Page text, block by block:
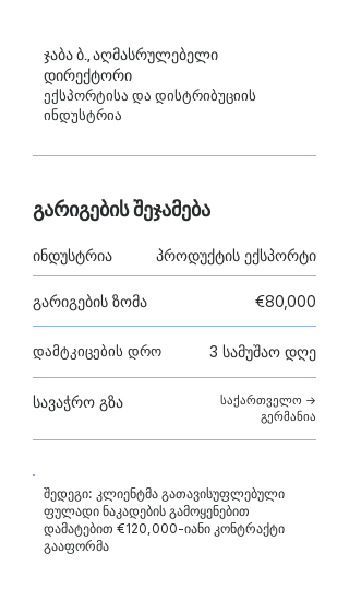
ჯაბა ბ., აღმასრულებელი
დირექტორი
ექსპორტისა და დისტრიბუციის
ინდუსტრია
გარიგების შეჯამება
ინდუსტრია პროდუქტის ექსპორტი
გარიგების ზომა €80,000
დამტკიცების დრო 3 სამუშაო დღე
სავაჭრო გზა
საქართველო →
გერმანია
შედეგი: კლიენტმა გათავისუფლებული
ფულადი ნაკადების გამოყენებით
დამატებით €120,000-იანი კონტრაქტი
გააფორმა